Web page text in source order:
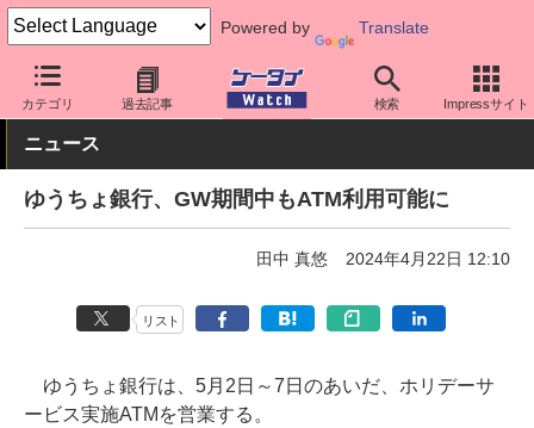
Powered by Translate
カテゴリ 過去記事 検索 Impressサイト
ケータイ Watch アプリ・サービス 決済/金融
ニュース
ゆうちょ銀行、GW期間中もATM利用可能に
田中 真悠 2024年4月22日 12:10
リスト
ゆうちょ銀行は、5月2日～7日のあいだ、ホリデーサ
ービス実施ATMを営業する。